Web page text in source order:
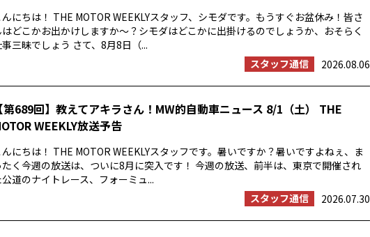
んにちは！ THE MOTOR WEEKLYスタッフ、シモダです。もうすぐお盆休み！皆さ
はどこかお出かけしますか〜？シモダはどこかに出掛けるのでしょうか、おそらく
三昧でしょう さて、8月8日（...
スタッフ通信
2026.08.06
【第689回】教えてアキラさん！MW的自動車ニュース 8/1（土） THE
WEEKLY放送予告
んにちは！ THE MOTOR WEEKLYスタッフです。暑いですか？暑いですよねぇ、ま
たく今週の放送は、ついに8月に突入です！ 今週の放送、前半は、東京で開催され
公道のナイトレース、フォーミュ...
スタッフ通信
2026.07.30